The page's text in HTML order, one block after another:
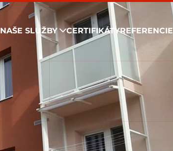
NAŠE SLUŽBY CERTIFIKÁTYREFERENCIE